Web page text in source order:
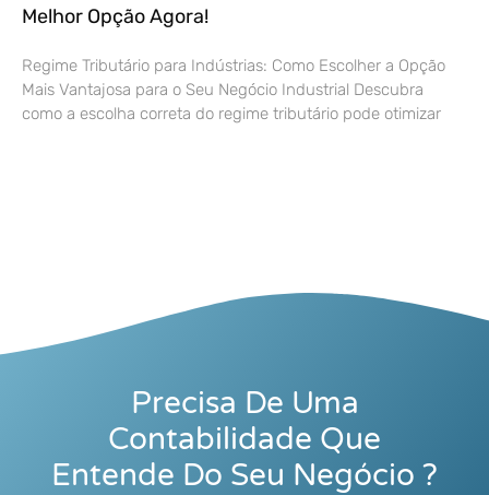
Melhor Opção Agora!
Regime Tributário para Indústrias: Como Escolher a Opção
Mais Vantajosa para o Seu Negócio Industrial Descubra
como a escolha correta do regime tributário pode otimizar
Precisa De Uma
Contabilidade Que
Entende Do Seu Negócio ?